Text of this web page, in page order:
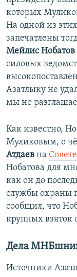
которых
На одной из
запечатлены
Мейлис Нобатов
силовых
Азатлыку не
мы не
Как известно,
Муликовым, о
Атдаев на
Нобатова для
как он до
службы охраны
сообщил, что
крупных взяток
Дела
Источники